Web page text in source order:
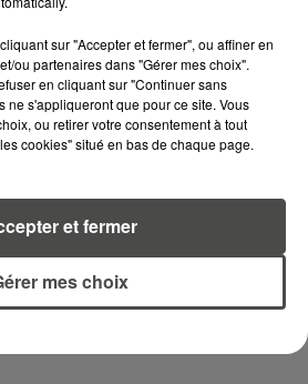
SONT LES MARQUES QUI
LE MEILLEUR RAPPORT...
L'ACTU DE LA RÉGION ET
INFOS DE LA RÉDACTION
L'APPLICATION MOBILE
RCA
sur "Accepter et fermer", ou affiner en
ou partenaires dans "Gérer mes choix".
en cliquant sur "Continuer sans
ne s'appliqueront que pour ce site. Vous
ou retirer votre consentement à tout
cookies" situé en bas de chaque page.
mes choix
et fermer